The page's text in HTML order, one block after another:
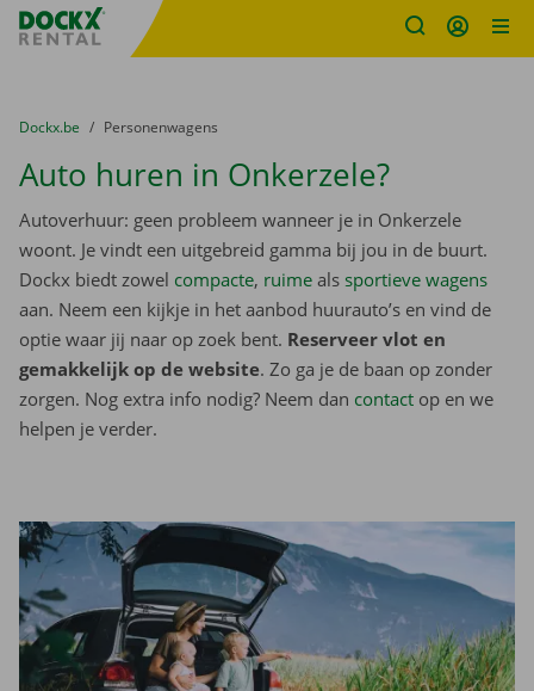
Fratello DEMO
U bevindt zich hier:
van
Dockx.be naar
Personenwagens
Auto huren in Onkerzele?
Autoverhuur: geen probleem wanneer je in Onkerzele
woont. Je vindt een uitgebreid gamma bij jou in de buurt.
Dockx biedt zowel compacte, ruime als sportieve wagens
aan. Neem een kijkje in het aanbod huurauto’s en vind de
optie waar jij naar op zoek bent. Reserveer vlot en
gemakkelijk op de website. Zo ga je de baan op zonder
zorgen. Nog extra info nodig? Neem dan contact op en we
helpen je verder.